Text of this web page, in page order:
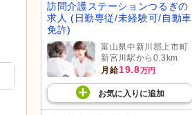
訪問介護ステーションつるぎの
求人 (日勤専従/未経験可/自動車
免許)
富山県中新川郡上市町
新宮川駅から0.3km
月給19.8万円
お気に入り に追加